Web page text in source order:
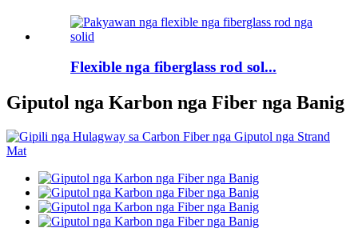
Flexible nga fiberglass rod sol...
Giputol nga Karbon nga Fiber nga Banig